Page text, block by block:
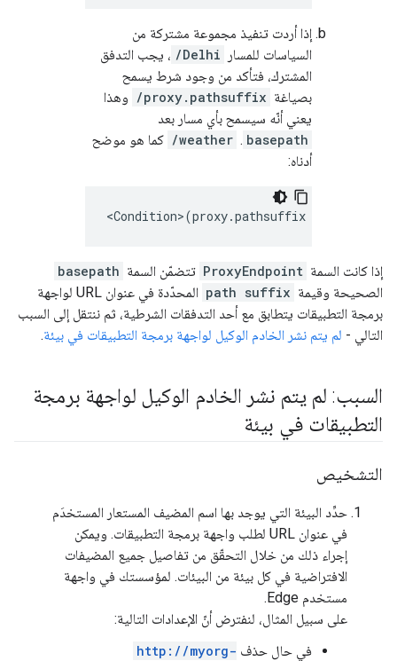
إذا أردت تنفيذ مجموعة مشتركة من
السياسات للمسار
/Delhi ، يجب التدفق
المشترك، فتأكد من وجود شرط يسمح
بصياغة /proxy.pathsuffix وهذا
يعني أنّه سيسمح بأي مسار بعد
basepath
.
/weather كما هو موضح
أدناه:
<Condition>(proxy.pathsuffix
إذا كانت السمة ProxyEndpoint تتضمّن السمة basepath
الصحيحة وقيمة path suffix
المحدّدة في عنوان URL لواجهة
برمجة التطبيقات يتطابق مع أحد التدفقات الشرطية، ثم ننتقل إلى السبب
التالي - لم يتم نشر الخادم الوكيل لواجهة برمجة التطبيقات في بيئة.
السبب: لم يتم نشر الخادم الوكيل لواجهة برمجة
التطبيقات في بيئة
التشخيص
حدِّد البيئة التي يوجد بها اسم المضيف المستعار المستخدَم
في عنوان URL لطلب واجهة برمجة التطبيقات. ويمكن
إجراء ذلك من خلال التحقّق من تفاصيل جميع المضيفات
الافتراضية في كل بيئة من البيئات. لمؤسستك في واجهة
مستخدم Edge.
على سبيل المثال، لنفترض أنّ الإعدادات التالية:
في حال حذف http://myorg-